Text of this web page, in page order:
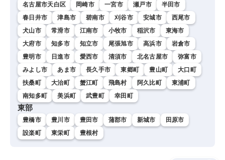
名古屋市天白区 岡崎市 一宮市 瀬戸市
半田市
春日井市
津島市 碧南市 刈谷市 安城市
西尾市
犬山市
常滑市 江南市 小牧市 稲沢市
東海市
大府市
知多市 知立市 尾張旭市 高浜市
岩倉市
豊明市
日進市 愛西市 清須市 北名古屋市
弥富市
みよし市
あま市 長久手市 東郷町 豊山町
大口町
扶桑町
大治町 蟹江町 飛島村 阿久比町
東浦町
南知多町
美浜町 武豊町 幸田町
東部
豊橋市 豊川市 豊田市 蒲郡市 新城市
田原市
設楽町
東栄町 豊根村